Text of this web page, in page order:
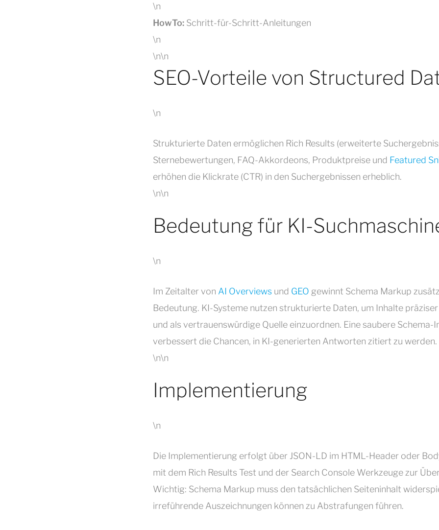
\n
HowTo: Schritt-für-Schritt-Anleitungen
\n
\n\n
SEO-Vorteile von Structured
\n
Strukturierte Daten ermöglichen Rich Results (erweiterte
Sternebewertungen, FAQ-Akkordeons, Produktpreise und Featured
erhöhen die Klickrate (CTR) in den Suchergebnissen erheblich.
\n\n
Bedeutung für KI-
\n
Im Zeitalter von AI Overviews und GEO gewinnt Schema Markup
Bedeutung. KI-Systeme nutzen strukturierte Daten, um Inhalte
und als vertrauenswürdige Quelle einzuordnen. Eine saubere Schema-
verbessert die Chancen, in KI-generierten Antworten zitiert zu werden.
\n\n
Implementierung
\n
Die Implementierung erfolgt über JSON-LD im HTML-Header oder
mit dem Rich Results Test und der Search Console Werkzeuge zur
Wichtig: Schema Markup muss den tatsächlichen Seiteninhalt
irreführende Auszeichnungen können zu Abstrafungen führen.